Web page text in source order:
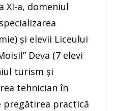
XI-a, domeniul
și elevii Liceului
Deva (7 elevi
turism și
tehnician în
pregătirea practică